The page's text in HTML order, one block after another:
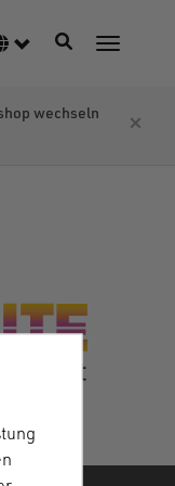
Navigation
wechseln
×